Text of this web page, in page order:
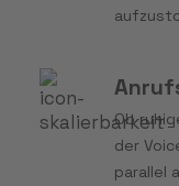
Ob
der
parallel